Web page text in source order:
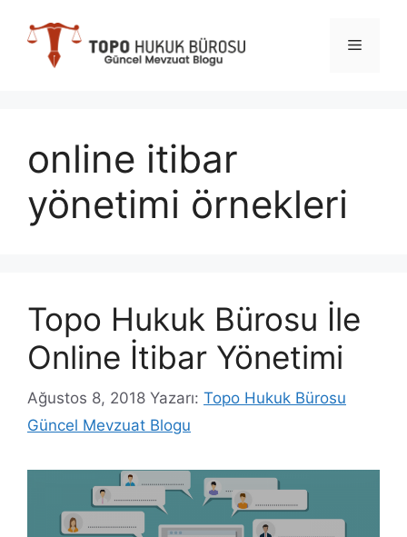
Menü
online itibar
yönetimi örnekleri
Topo Hukuk Bürosu İle
Online İtibar Yönetimi
Ağustos 8, 2018 Yazarı: Topo Hukuk Bürosu
Güncel Mevzuat Blogu